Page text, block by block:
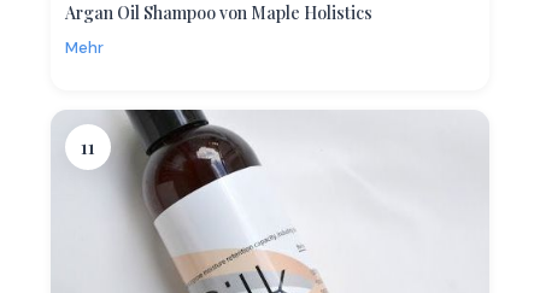
Argan Oil Shampoo von Maple Holistics
Mehr
11